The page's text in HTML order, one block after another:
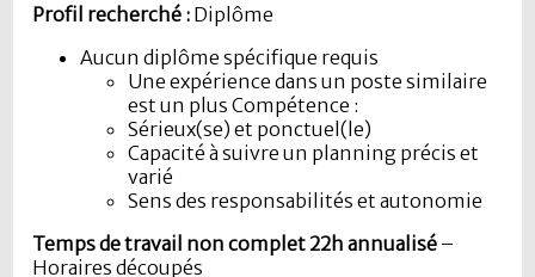
Profil recherché : Diplôme
Aucun diplôme spécifique requis
Une expérience dans un poste similaire
est un plus Compétence :
Sérieux(se) et ponctuel(le)
Capacité à suivre un planning précis et
varié
Sens des responsabilités et autonomie
Temps de travail non complet 22h annualisé –
Horaires découpés